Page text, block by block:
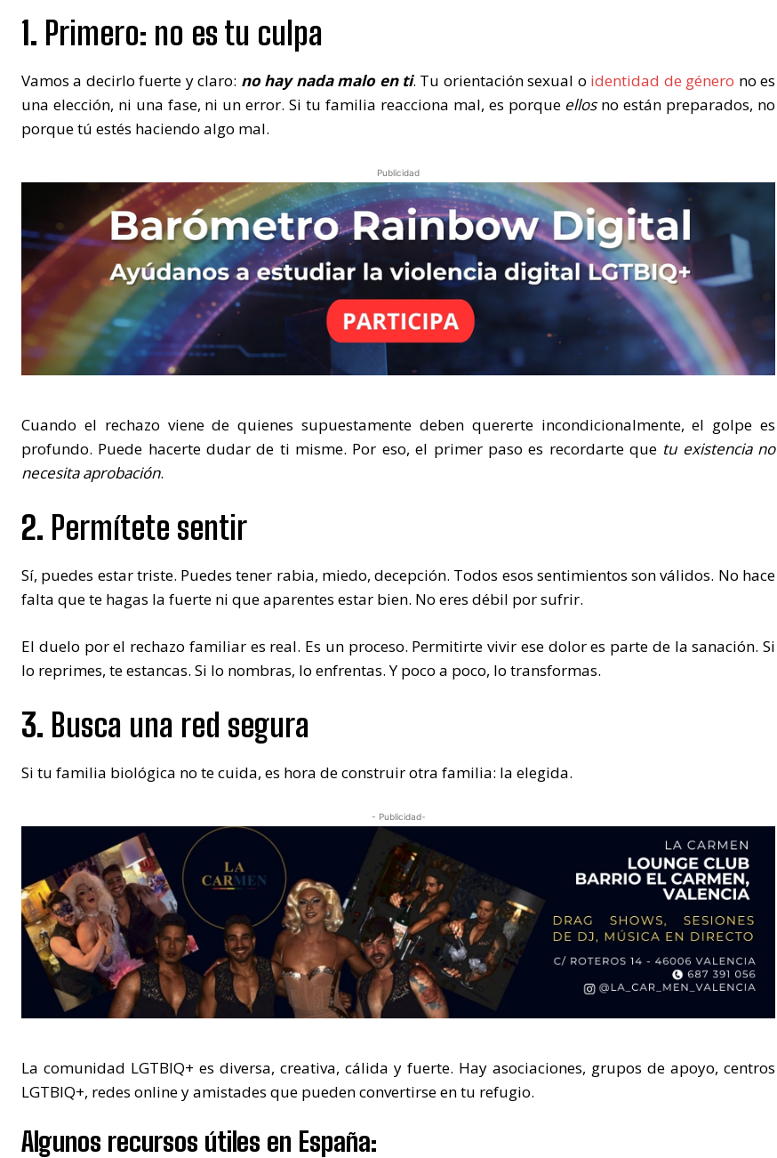
1. Primero: no es tu culpa
Vamos a decirlo fuerte y claro: no hay nada malo en ti. Tu orientación sexual o identidad de género no es
una elección, ni una fase, ni un error. Si tu familia reacciona mal, es porque ellosno están preparados, no
porque tú estés haciendo algo mal.
Publicidad
Cuando el rechazo viene de quienes supuestamente deben quererte incondicionalmente, el golpe es
profundo. Puede hacerte dudar de ti misme. Por eso, el primer paso es recordarte que tu existencia no
necesita aprobación.
2. Permítete sentir
Sí, puedes estar triste. Puedes tener rabia, miedo, decepción. Todos esos sentimientos son válidos. No hace
falta que te hagas la fuerte ni que aparentes estar bien. No eres débil por sufrir.
El duelo por el rechazo familiar es real. Es un proceso. Permitirte vivir ese dolor es parte de la sanación. Si
lo reprimes, te estancas. Si lo nombras, lo enfrentas. Y poco a poco, lo transformas.
3. Busca una red segura
Si tu familia biológica no te cuida, es hora de construir otra familia: la elegida.
- Publicidad-
La comunidad LGTBIQ+ es diversa, creativa, cálida y fuerte. Hay asociaciones, grupos de apoyo, centros
LGTBIQ+, redes online y amistades que pueden convertirse en tu refugio.
Algunos recursos útiles en España: